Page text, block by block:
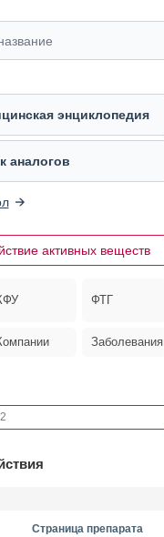
энциклопедия
аналогов
активных веществ
ФТГ
Заболевания
Страница препарата